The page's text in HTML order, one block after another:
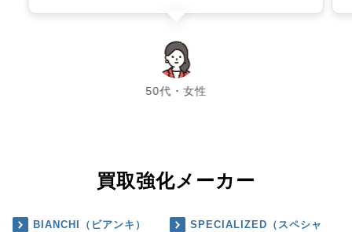
50代・女性
chevron_left chevron_right
買取強化メーカー
BIANCHI（ビアンキ）
SPECIALIZED（スペシャ